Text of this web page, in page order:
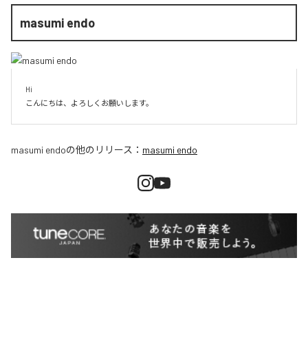
masumi endo
Hi
こんにちは、よろしくお願いします。
masumi endoの他のリリース： masumi endo